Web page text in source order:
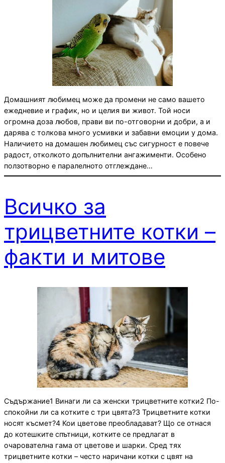
Домашният любимец може да промени не само вашето
ежедневие и график, но и целия ви живот. Той носи
огромна доза любов, прави ви по-отговорни и добри, а и
дарява с толкова много усмивки и забавни емоции у дома.
Наличието на домашен любимец със сигурност е повече
радост, отколкото допълнителни ангажименти. Особено
ползотворно е паралелното отглеждане…
Всичко за
трицветните котки –
факти и митове
Съдържание1 Винаги ли са женски трицветните котки2 По-
спокойни ли са котките с три цвята?3 Трицветните котки
носят късмет?4 Кои цветове преобладават? Що се отнася
до котешките спътници, котките се предлагат в
очарователна гама от цветове и шарки. Сред тях
трицветните котки – често наричани котки с цвят на